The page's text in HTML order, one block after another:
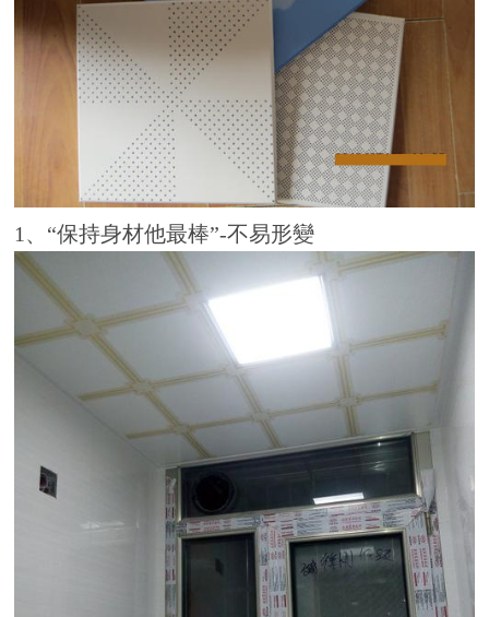
1、“保持身材他最棒”-不易形變